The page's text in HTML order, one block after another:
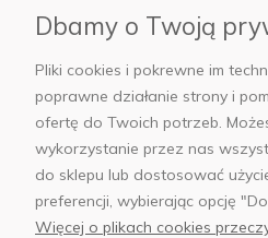
Dbamy o Twoją
Pliki cookies i pokrewne im
poprawne działanie strony i
ofertę do Twoich potrzeb.
wykorzystanie przez nas
do sklepu lub dostosować
preferencji, wybierając opcję
Więcej o plikach cookies